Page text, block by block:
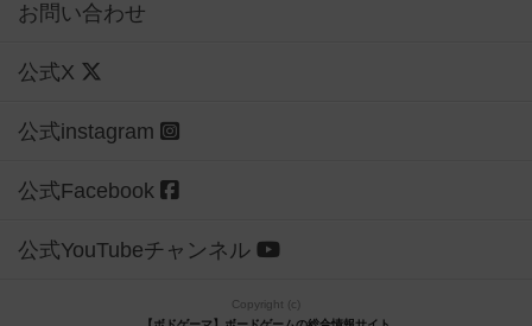
お問い合わせ
公式X
公式instagram
公式Facebook
公式YouTubeチャンネル
Copyright (c)